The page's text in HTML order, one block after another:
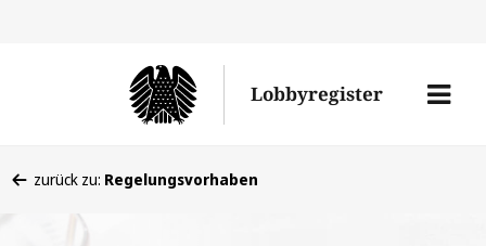
Lobbyregister
Menü
befinden
zurück zu: Regelungsvorhaben